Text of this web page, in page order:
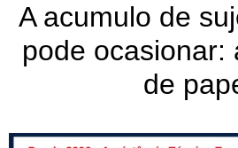
A acumulo de
pode ocasionar:
de